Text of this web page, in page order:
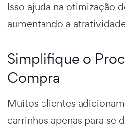
Isso ajuda na otimização
aumentando a
Simplifique o
Compra
Muitos clientes
carrinhos apenas para se